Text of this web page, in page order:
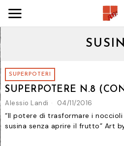
SUPERPOTERI
SUPERPOTERE N.8
Alessio Landi 04/11/2016
“Il potere di trasformare i
susina senza aprire il frutto” Art